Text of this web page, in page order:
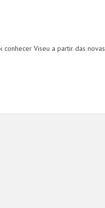
Viseu a partir das novas